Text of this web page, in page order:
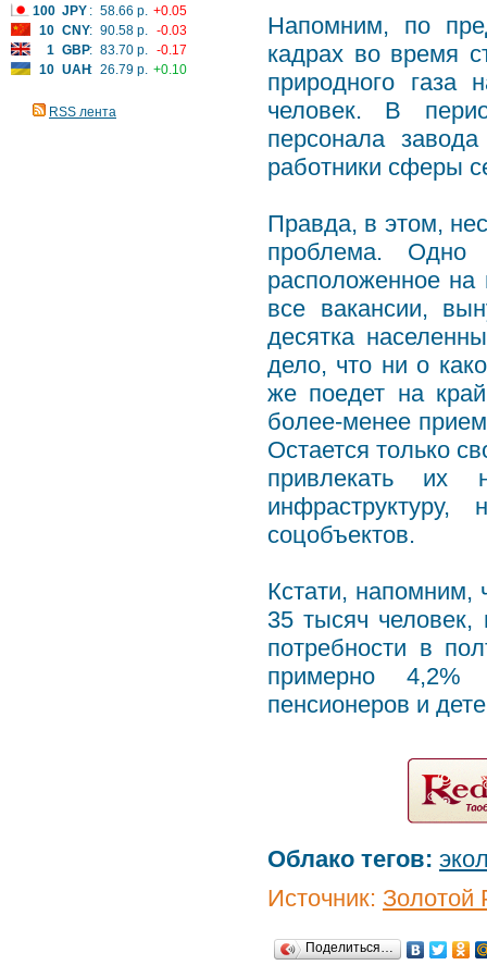
100 JPY : 58.66 р. +0.05
10 CNY: 90.58 р. -0.03
1 GBP: 83.70 р. -0.17
10 UAH: 26.79 р. +0.10
RSS лента
Напомним, по
кадрах во время
природного газа
человек. В
персонала
работники сферы
Правда, в этом,
проблема. Одно
расположенное на
все вакансии,
десятка
дело, что ни о
же поедет на
более-менее
Остается только
привлекать их
соцобъектов.
Кстати, напомним,
35 тысяч
потребности в
примерно 4,2%
пенсионеров и
Облако тегов:
Источник: Золотой
Поделиться…